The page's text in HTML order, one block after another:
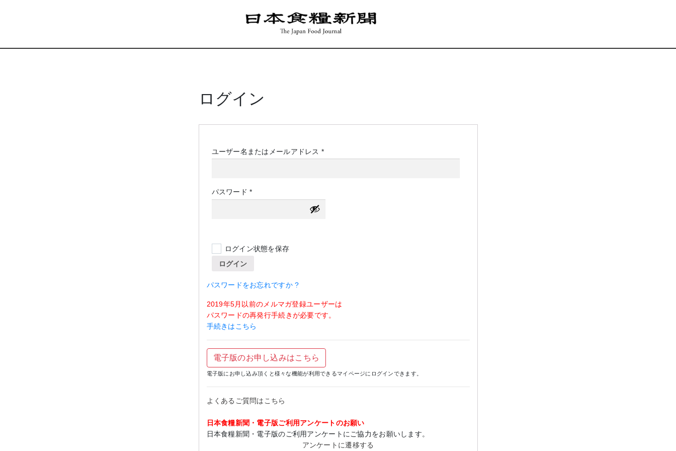
ログイン
ユーザー名またはメールアドレス *必
パスワード*必
須
ログイン状態を保存
ログイン
パスワードをお忘れですか ?
2019年5月以前のメルマガ登録ユーザーは
パスワードの再発行手続きが必要です。
手続きはこちら
電子版のお申し込みはこちら
電子版にお申し込み頂くと様々な機能が利用できるマイページにログインできます。
よくあるご質問はこちら
日本食糧新聞・電子版ご利用アンケートのお願い
日本食糧新聞・電子版のご利用アンケートにご協力をお願いします。
アンケートに遷移する